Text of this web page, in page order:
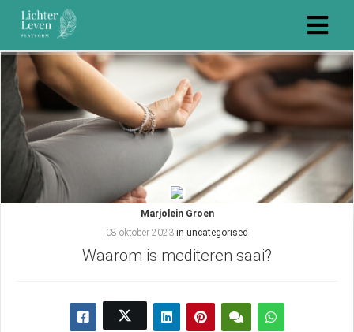
Marjolein Groen
08 oktober 2023 in uncategorised
Waarom is mediteren saai?